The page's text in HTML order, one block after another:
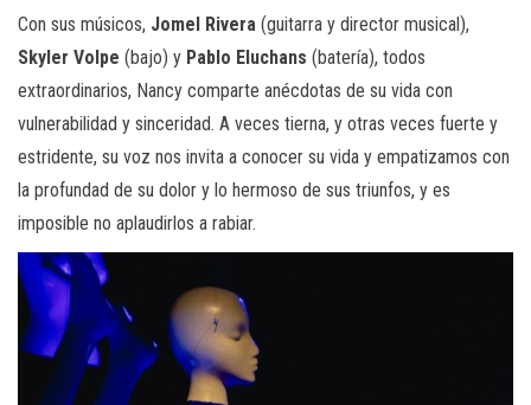
Con sus músicos, Jomel Rivera (guitarra y director musical),
Skyler Volpe (bajo) y Pablo Eluchans (batería), todos
extraordinarios, Nancy comparte anécdotas de su vida con
vulnerabilidad y sinceridad. A veces tierna, y otras veces fuerte y
estridente, su voz nos invita a conocer su vida y empatizamos con
la profundad de su dolor y lo hermoso de sus triunfos, y es
imposible no aplaudirlos a rabiar.